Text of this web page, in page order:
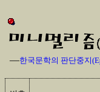
—한국문학의 판단중지